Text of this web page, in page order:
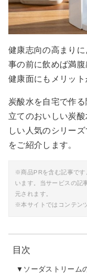
健康志向の高まり
事の前に飲めば満腹
健康面にもメリット
炭酸水を自宅で作
立てのおいしい炭
しい人気のシリー
をご紹介します。
※商品PRを含む記事です
います。当サービスの記
元されます。
※本サイトではコンテン
目次
ソーダストリーム